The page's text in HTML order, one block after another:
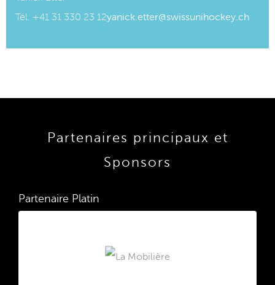
Tél. +41 31 330 23 12yanick.etter@swissunihockey.ch
Partenaires principaux et
Sponsors
Partenaire Platin